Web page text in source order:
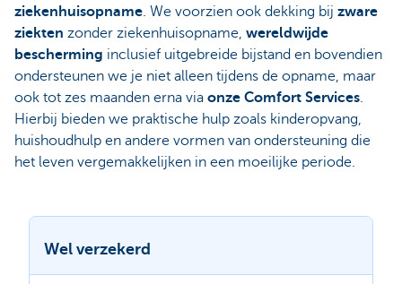
ziekenhuisopname. We voorzien ook dekking bij zware
ziekten zonder ziekenhuisopname, wereldwijde
bescherming inclusief uitgebreide bijstand en bovendien
ondersteunen we je niet alleen tijdens de opname, maar
ook tot zes maanden erna via onze Comfort Services.
Hierbij bieden we praktische hulp zoals kinderopvang,
huishoudhulp en andere vormen van ondersteuning die
het leven vergemakkelijken in een moeilijke periode.
Wel verzekerd